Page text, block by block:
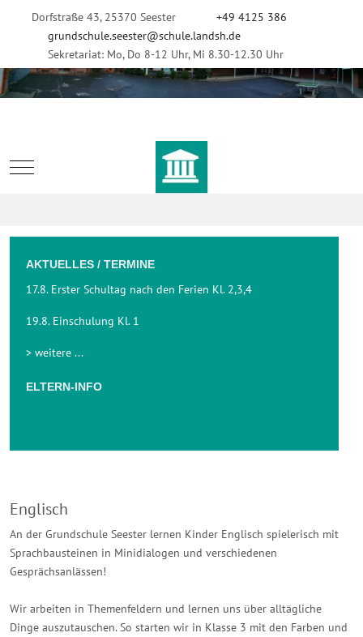
Dorfstraße 43, 25370 Seester
+49 4125 386
grundschule.seester@schule.landsh.de
Sekretariat: Mo, Do 8-12 Uhr, Mi 8.30-12.30 Uhr
Mobile Menu Toggle
AKTUELLES / TERMINE
17.8. Erster Schultag nach den Ferien Kl. 2,3,4
19.8. Einschulung Kl. 1
> weitere ...
ELTERN-INFO
Englisch
An der Grundschule Seester lernen Kinder Englisch spielerisch mit
Sprachbausteinen in Minidialogen und verschiedenen
Gesprächsanlässen!
Wir arbeiten in Themenfeldern und lernen uns über alltägliche
Dinge auszutauschen. So starten wir in Klasse 3 mit den Farben und